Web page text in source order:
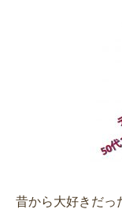
昔から大好きだっ